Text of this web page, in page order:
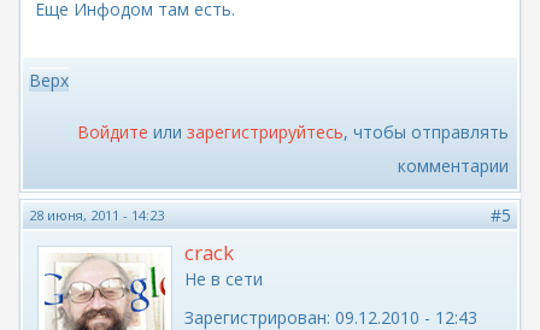
Еще Инфодом там есть.
Верх
Войдите или зарегистрируйтесь, чтобы отправлять
комментарии
28 июня, 2011 - 14:23 #5
crack
Не в сети
Зарегистрирован: 09.12.2010 - 12:43